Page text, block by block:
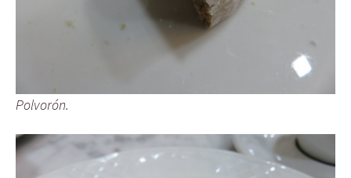
Polvorón.